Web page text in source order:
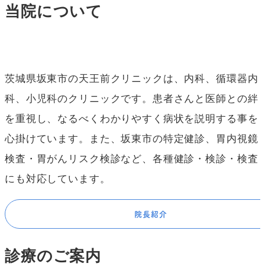
当院について
茨城県坂東市の天王前クリニックは、内科、循環器内
科、小児科のクリニックです。患者さんと医師との絆
を重視し、なるべくわかりやすく病状を説明する事を
心掛けています。また、坂東市の特定健診、胃内視鏡
検査・胃がんリスク検診など、各種健診・検診・検査
にも対応しています。
院長紹介
診療のご案内